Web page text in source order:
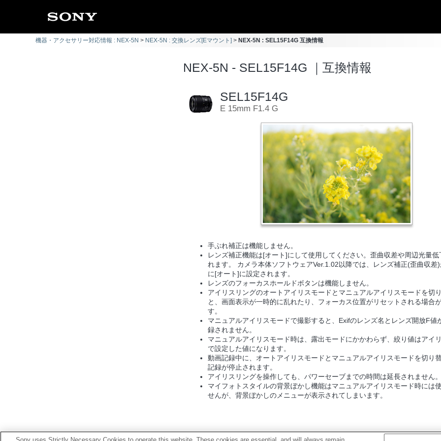
機器・アクセサリー対応情報 : NEX-5N NEX-5N : 交換レンズ[Eマウント] NEX-5N : SEL15F14G 互換情報
NEX-5N - SEL15F14G ｜互換情報
SEL15F14G
E 15mm F1.4 G
手ぶれ補正は機能しません。
レンズ補正機能は[オート]にして使用してください。歪曲収差や周辺光量低
れます。 カメラ本体ソフトウェアVer.1.02以降では、レンズ補正(歪曲収差
に[オート]に設定されます。
レンズのフォーカスホールドボタンは機能しません。
アイリスリングのオートアイリスモードとマニュアルアイリスモードを切
と、画面表示が一時的に乱れたり、フォーカス位置がリセットされる場合
す。
マニュアルアイリスモードで撮影すると、Exifのレンズ名とレンズ開放F値
録されません。
マニュアルアイリスモード時は、露出モードにかかわらず、絞り値はアイ
で設定した値になります。
動画記録中に、オートアイリスモードとマニュアルアイリスモードを切り替
記録が停止されます。
アイリスリングを操作しても、パワーセーブまでの時間は延長されません。
マイフォトスタイルの背景ぼかし機能はマニュアルアイリスモード時には
せんが、背景ぼかしのメニューが表示されてしまいます。